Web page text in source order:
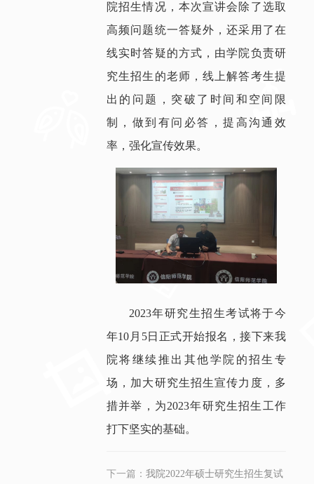
院招生情况，本次宣讲会除了选取
高频问题统一答疑外，还采用了在
线实时答疑的方式，由学院负责研
究生招生的老师，线上解答考生提
出的问题，突破了时间和空间限
制，做到有问必答，提高沟通效
率，强化宣传效果。
2023年研究生招生考试将于今
年10月5日正式开始报名，接下来我
院将继续推出其他学院的招生专
场，加大研究生招生宣传力度，多
措并举，为2023年研究生招生工作
打下坚实的基础。
下一篇： 我院2022年硕士研究生招生复试